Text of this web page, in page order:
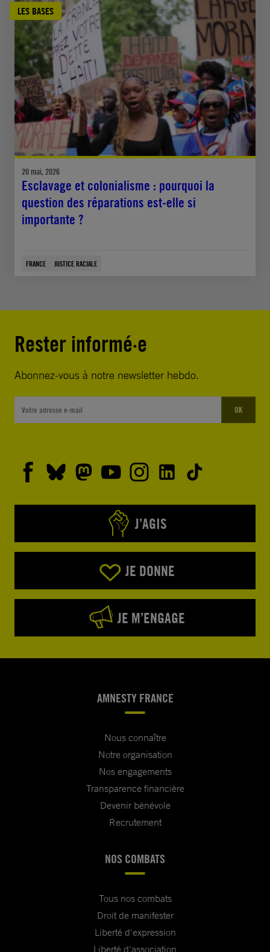
LES BASES
20 mai, 2026
Esclavage et colonialisme : pourquoi la
question des réparations est-elle si
importante ?
FRANCE JUSTICE RACIALE
Rester informé·e
Abonnez-vous à notre newsletter hebdo.
OK
J’AGIS
JE DONNE
JE M’ENGAGE
AMNESTY FRANCE
Nous connaître
Notre organisation
Nos engagements
Transparence financière
Devenir bénévole
Recrutement
NOS COMBATS
Tous nos combats
Droit de manifester
Liberté d'expression
Liberté d'association